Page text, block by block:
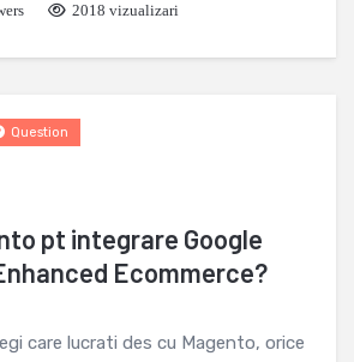
2018 vizualizari
pt integrare Google
Ecommerce?
Question
care lucrati des cu Magento, orice